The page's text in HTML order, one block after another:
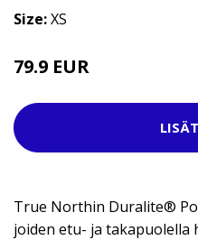
Size:XS
79.9 EUR
True Northin Duralite®
joiden etu- ja takapuolella